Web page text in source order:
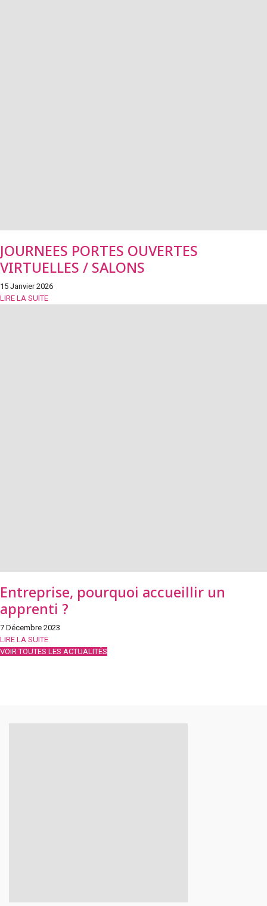
JOURNEES PORTES OUVERTES
VIRTUELLES / SALONS
15 Janvier 2026
LIRE LA SUITE
Entreprise, pourquoi accueillir un
apprenti ?
7 Décembre 2023
LIRE LA SUITE
VOIR TOUTES LES ACTUALITÉS